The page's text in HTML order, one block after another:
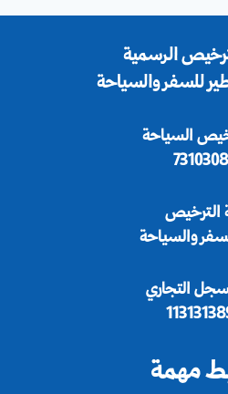
الرسمية
للسفر والسياحة
السياحة
الترخيص
والسياحة
التجاري
مهمة